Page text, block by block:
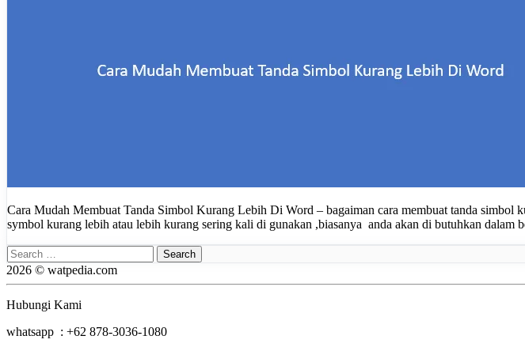
Cara Mudah Membuat Tanda Simbol Kurang Lebih Di Word – bagaiman cara membuat tanda
symbol kurang lebih atau lebih kurang sering kali di gunakan ,biasanya anda akan di butuhkan
Search
for:
2026 © watpedia.com
Hubungi Kami
whatsapp : +62 878-3036-1080